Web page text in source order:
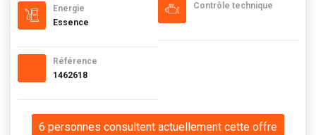
Energie
Essence
Référence
1462618
Contrôle technique
6 personnes consultent actuellement cette offre